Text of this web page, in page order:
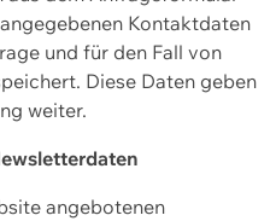
Kontaktdaten
und für den Fall von
Diese Daten geben
weiter.
angebotenen